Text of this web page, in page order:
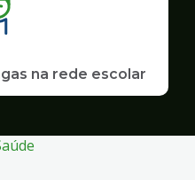
na rede escolar